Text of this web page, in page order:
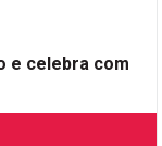
e celebra com